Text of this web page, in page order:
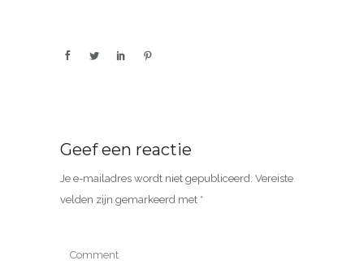
Geef een reactie
Je e-mailadres wordt niet gepubliceerd. Vereiste
velden zijn gemarkeerd met *